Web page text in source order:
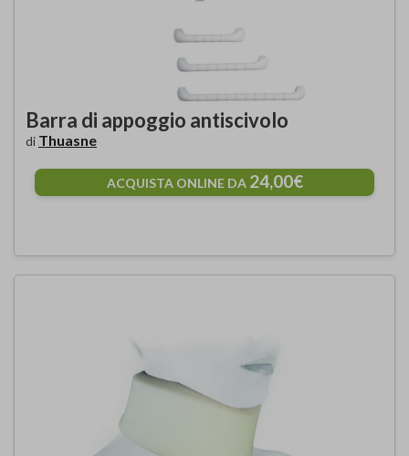
Barra di appoggio antiscivolo
di Thuasne
ACQUISTA ONLINE DA 24,00€